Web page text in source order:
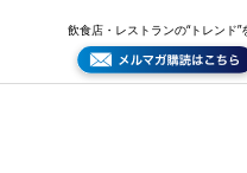
飲食店・レストランの“トレンド